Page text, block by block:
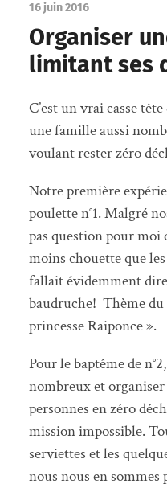
16 juin 2016
Organiser
limitant ses
C’est un vrai casse
une famille aussi
voulant rester zéro
Notre première
poulette n°1. Malgré
pas question pour moi
moins chouette que
fallait évidemment
baudruche! Thème
princesse Raiponce ».
Pour le baptême de
nombreux et
personnes en zéro
mission impossible.
serviettes et les
nous nous en